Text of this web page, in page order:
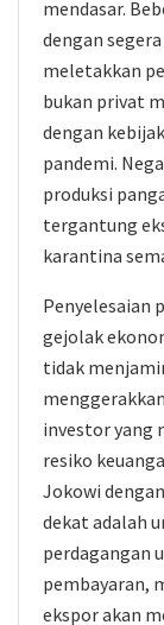
mendasar.
dengan
meletakkan
bukan privat
dengan
pandemi.
produksi
tergantung
karantina
Penyelesaian
gejolak
tidak
investor yang
resiko
Jokowi
dekat adalah
perdagangan
pembayaran,
ekspor akan